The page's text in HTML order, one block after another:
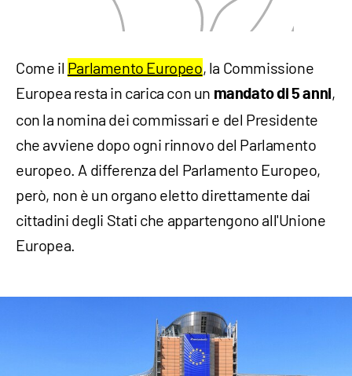
Come il Parlamento Europeo, la Commissione
Europea resta in carica con un mandato di 5 anni,
con la nomina dei commissari e del Presidente
che avviene dopo ogni rinnovo del Parlamento
europeo. A differenza del Parlamento Europeo,
però, non è un organo eletto direttamente dai
cittadini degli Stati che appartengono all'Unione
Europea.